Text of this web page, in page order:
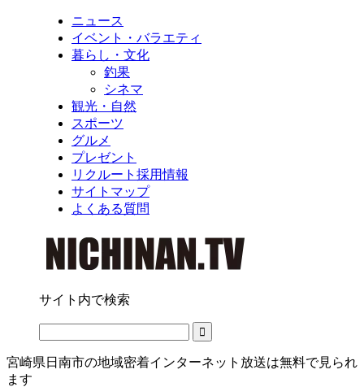
ニュース
イベント・バラエティ
暮らし・文化
釣果
シネマ
観光・自然
スポーツ
グルメ
プレゼント
リクルート採用情報
サイトマップ
よくある質問
サイト内で検索
宮崎県日南市の地域密着インターネット放送は無料で見られ
ます